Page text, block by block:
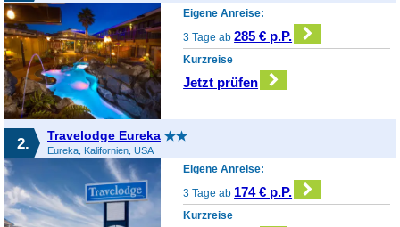
Eigene Anreise:
3 Tage ab285 € p.P.
Kurzreise
Jetzt prüfen
2. Travelodge Eureka
Eureka, Kalifornien, USA
Eigene Anreise:
3 Tage ab 174 € p.P.
Kurzreise